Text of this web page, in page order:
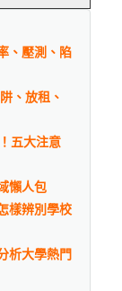
、壓測、陷
、放租、
五大注意
懶人包
樣辨別學校
析大學熱門